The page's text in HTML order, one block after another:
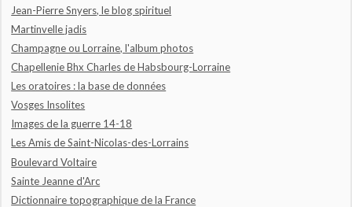
Jean-Pierre Snyers, le blog spirituel
Martinvelle jadis
Champagne ou Lorraine, l'album photos
Chapellenie Bhx Charles de Habsbourg-Lorraine
Les oratoires : la base de données
Vosges Insolites
Images de la guerre 14-18
Les Amis de Saint-Nicolas-des-Lorrains
Boulevard Voltaire
Sainte Jeanne d'Arc
Dictionnaire topographique de la France